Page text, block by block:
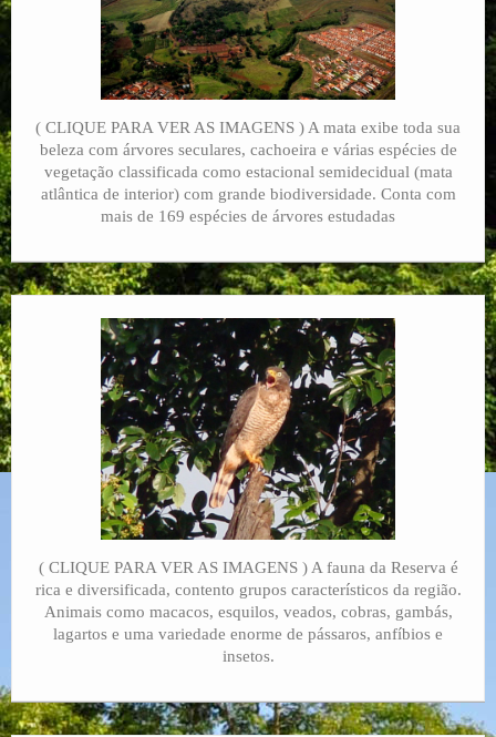
Pesquisas
Contato
( CLIQUE PARA VER AS IMAGENS ) A mata exibe toda sua
beleza com árvores seculares, cachoeira e várias espécies de
vegetação classificada como estacional semidecidual (mata
atlântica de interior) com grande biodiversidade. Conta com
mais de 169 espécies de árvores estudadas
( CLIQUE PARA VER AS IMAGENS ) A fauna da Reserva é
rica e diversificada, contento grupos característicos da região.
Animais como macacos, esquilos, veados, cobras, gambás,
lagartos e uma variedade enorme de pássaros, anfíbios e
insetos.